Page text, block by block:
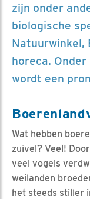
zijn onder
biologische
Natuurwinkel,
horeca. Onder
wordt een
Wat hebben
zuivel? Veel!
veel vogels
weilanden
het steeds stiller